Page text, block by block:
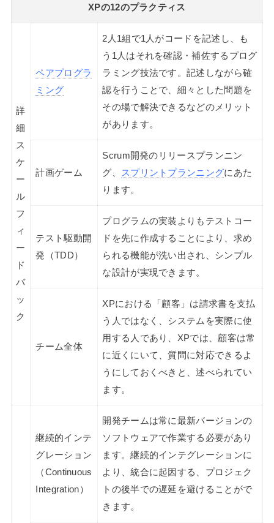
XPの12のプラクティス
詳
細
ス
ケ
ー
ル
フ
ィ
ー
ド
バ
ッ
ク
ペアプログラ
ミング
2人1組で1人がコードを記述し、も
う1人はそれを確認・補佐するプログ
ラミング技法です。記述しながら確
認を行うことで、細々とした問題を
その場で解決できるなどのメリット
があります。
計画ゲーム
Scrum開発のリリースプランニン
グ、
スプリントプランニングにあた
ります。
テスト駆動開
発（TDD）
プログラムの実装よりもテストコー
ドを先に作成することにより、求め
られる機能が洗い出され、シンプル
な設計が実現できます。
チーム全体
XPにおける「顧客」は請求書を支払
う人ではなく、システムを実際に使
用する人であり、XPでは、顧客は常
に近くにいて、質問に対応できるよ
うにしておくべきと、述べられてい
ます。
継続的インテ
グレーション
（Continuous
Integration）
開発チームは常に最新バージョンの
ソフトウェアで作業する必要があり
ます。継続的インテグレーションに
より、統合に起因する、プロジェク
トの後半での遅延を避けることがで
きます。